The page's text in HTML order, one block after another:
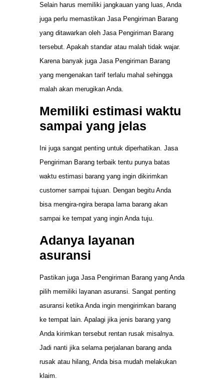
Selain harus memiliki jangkauan yang luas, Anda
juga perlu memastikan Jasa Pengiriman Barang
yang ditawarkan oleh Jasa Pengiriman Barang
tersebut. Apakah standar atau malah tidak wajar.
Karena banyak juga Jasa Pengiriman Barang
yang mengenakan tarif terlalu mahal sehingga
malah akan merugikan Anda.
Memiliki estimasi waktu
sampai yang jelas
Ini juga sangat penting untuk diperhatikan. Jasa
Pengiriman Barang terbaik tentu punya batas
waktu estimasi barang yang ingin dikirimkan
customer sampai tujuan. Dengan begitu Anda
bisa mengira-ngira berapa lama barang akan
sampai ke tempat yang ingin Anda tuju.
Adanya layanan
asuransi
Pastikan juga Jasa Pengiriman Barang yang Anda
pilih memiliki layanan asuransi. Sangat penting
asuransi ketika Anda ingin mengirimkan barang
ke tempat lain. Apalagi jika jenis barang yang
Anda kirimkan tersebut rentan rusak misalnya.
Jadi nanti jika selama perjalanan barang anda
rusak atau hilang, Anda bisa mudah melakukan
klaim.